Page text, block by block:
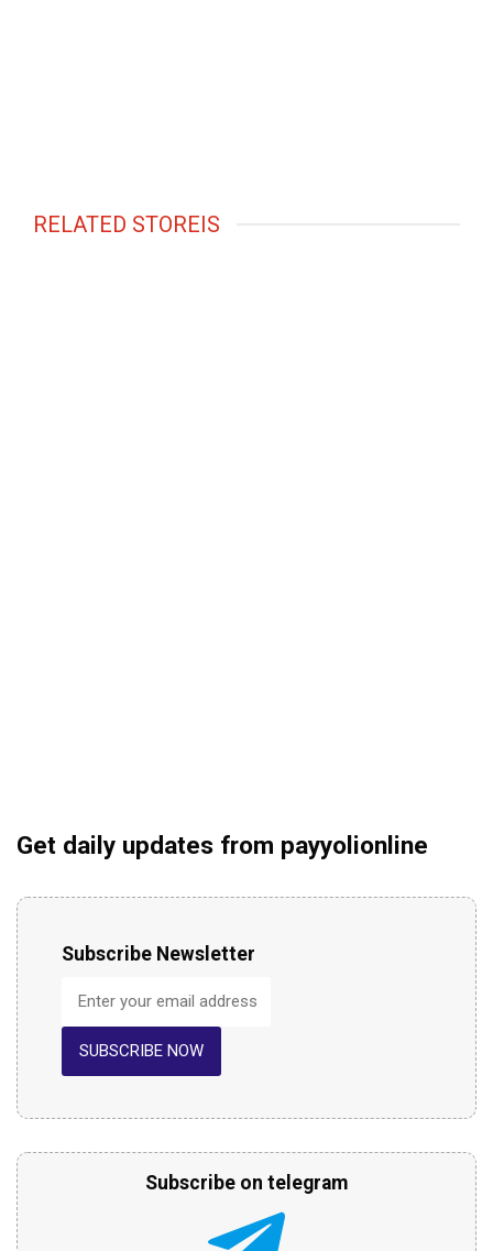
RELATED STOREIS
Get daily updates from payyolionline
Subscribe Newsletter
SUBSCRIBE NOW
Subscribe on telegram